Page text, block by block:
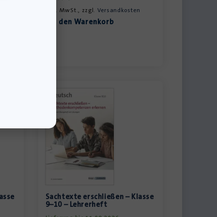
inkl. MwSt., zzgl. Versandkosten
»In den Warenkorb
Sachtexte erschließen – Klasse
9–10 – Lehrerheft